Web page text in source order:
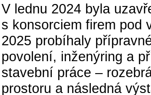
V lednu 2024 byla
s konsorciem firem pod
2025 probíhaly
povolení, inženýring a
stavební práce –
prostoru a následná